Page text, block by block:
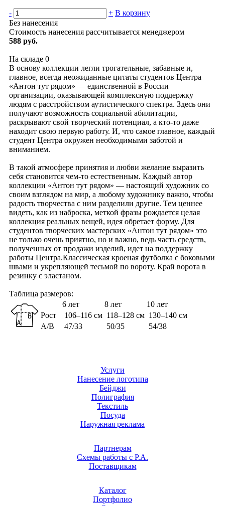
- + В корзину
Без нанесения
Стоимость нанесения рассчитывается менеджером
588 руб.
На складе 0
В основу коллекции легли трогательные, забавные и,
главное, всегда неожиданные цитаты студентов Центра
«Антон тут рядом» — единственной в России
организации, оказывающей комплексную поддержку
людям с расстройством аутистического спектра. Здесь они
получают возможность социальной абилитации,
раскрывают свой творческий потенциал, а кто-то даже
находит свою первую работу. И, что самое главное, каждый
студент Центра окружен необходимыми заботой и
вниманием.
В такой атмосфере принятия и любви желание выразить
себя становится чем-то естественным. Каждый автор
коллекции «Антон тут рядом» — настоящий художник со
своим взглядом на мир, а любому художнику важно, чтобы
радость творчества с ним разделили другие. Тем ценнее
видеть, как из наброска, меткой фразы рождается целая
коллекция реальных вещей, идея обретает форму. Для
студентов творческих мастерских «Антон тут рядом» это
не только очень приятно, но и важно, ведь часть средств,
полученных от продажи изделий, идет на поддержку
работы Центра.Классическая кроеная футболка с боковыми
швами и укрепляющей тесьмой по вороту. Край ворота в
резинку с эластаном.
Таблица размеров:
6 лет
8 лет
10 лет
Рост
106–116 см 118–128 см 130–140 см
A/B
47/33 50/35 54/38
Услуги
Нанесение логотипа
Бейджи
Полиграфия
Текстиль
Посуда
Наружная реклама
Партнерам
Схемы работы с Р.А.
Поставщикам
Каталог
Портфолио